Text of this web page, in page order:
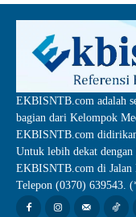
EKBISNTB.com adalah
bagian dari Kelompok
EKBISNTB.com
Untuk lebih dekat
EKBISNTB.com di Jalan
Telepon (0370) 639543.